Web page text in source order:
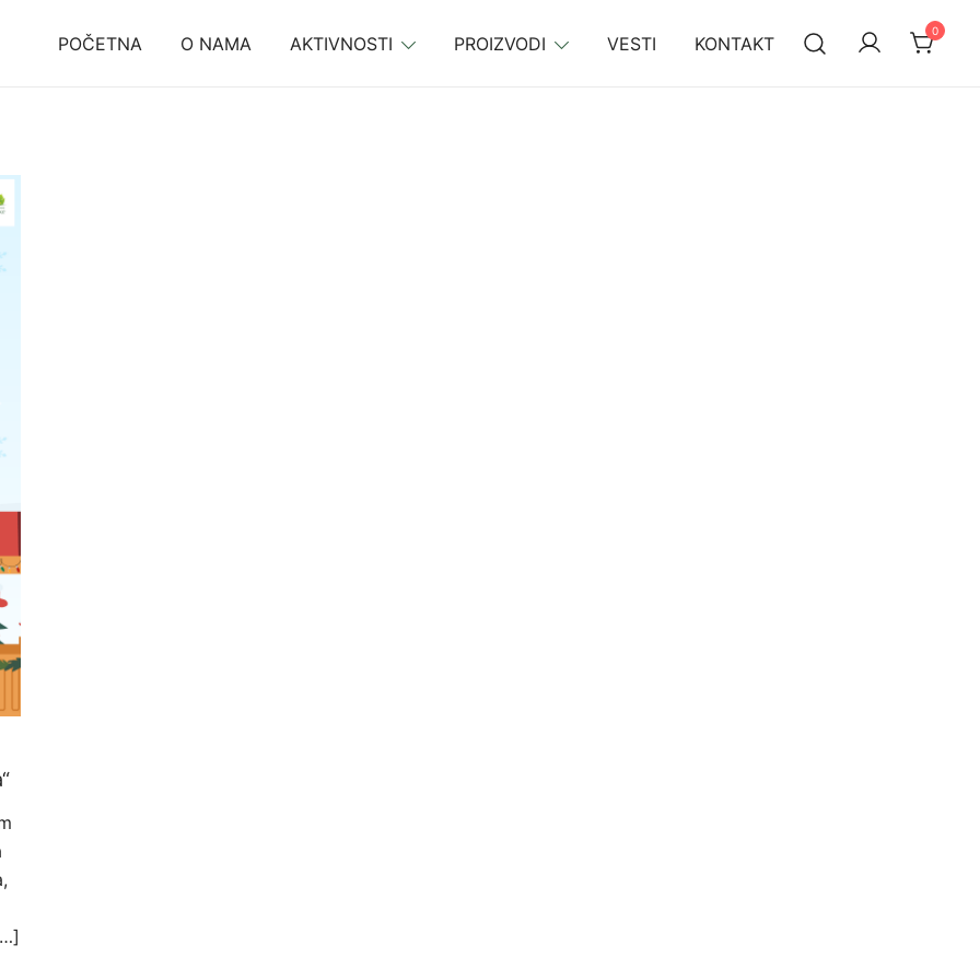
POČETNA O NAMA AKTIVNOSTI PROIZVODI VESTI KONTAKT
0